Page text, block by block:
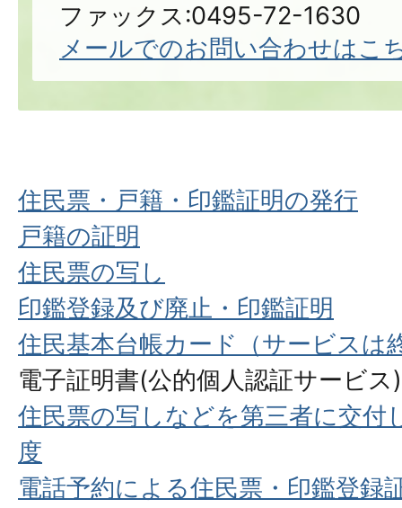
ファックス:0495-72-1630
メールでのお問い合わせはこ
住民票・戸籍・印鑑証明の発行
戸籍の証明
住民票の写し
印鑑登録及び廃止・印鑑証明
住民基本台帳カード（サービスは
電子証明書(公的個人認証サービス)
住民票の写しなどを第三者に交付
度
電話予約による住民票・印鑑登録